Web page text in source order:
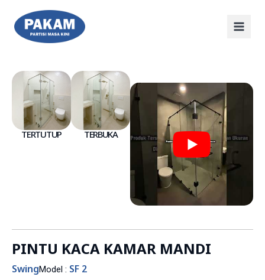
TERTUTUP TERBUKA
PINTU KACA KAMAR MANDI
SwingModel : SF 2